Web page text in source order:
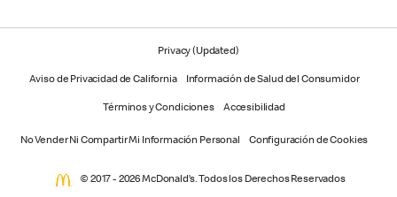
Privacy (Updated)
Aviso de Privacidad de California Información de Salud del Consumidor
Términos y Condiciones Accesibilidad
No Vender Ni Compartir Mi Información Personal Configuración de Cookies
© 2017 - 2026 McDonald’s. Todos los Derechos Reservados